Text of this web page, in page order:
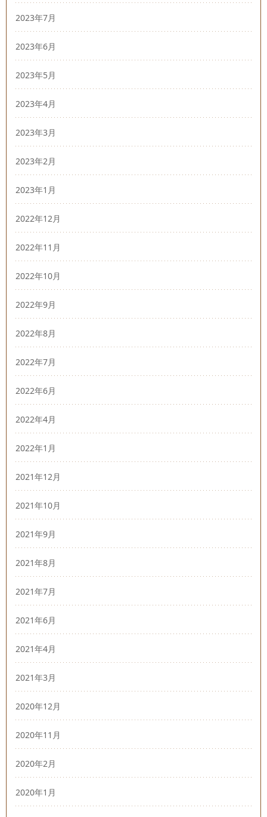
2023年7月
2023年6月
2023年5月
2023年4月
2023年3月
2023年2月
2023年1月
2022年12月
2022年11月
2022年10月
2022年9月
2022年8月
2022年7月
2022年6月
2022年4月
2022年1月
2021年12月
2021年10月
2021年9月
2021年8月
2021年7月
2021年6月
2021年4月
2021年3月
2020年12月
2020年11月
2020年2月
2020年1月